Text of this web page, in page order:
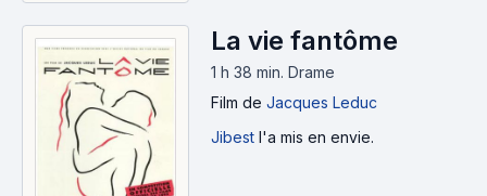
La vie fantôme
1 h 38 min. Drame
Film de Jacques Leduc
Jibest l'a mis en envie.